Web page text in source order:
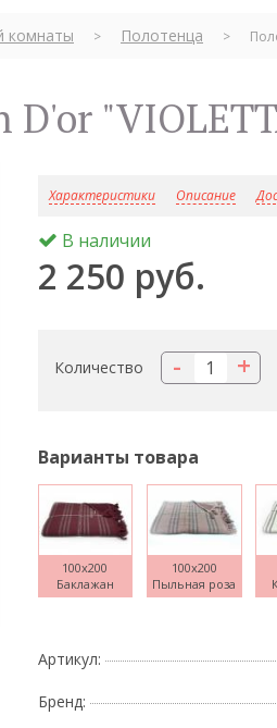
комнаты > Полотенца >
D'or
Характеристики Описание
В наличии
2 250 руб.
Количество +
-
Варианты товара
100x200
Баклажан
100x200
Пыльная роза
Артикул:
Бренд: